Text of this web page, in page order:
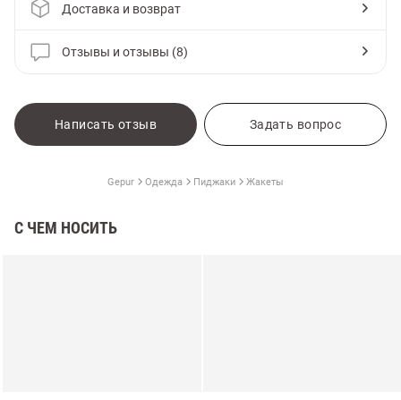
Доставка и возврат
Отзывы и отзывы (8)
Написать отзыв Задать вопрос
Gepur Одежда Пиджаки Жакеты
С ЧЕМ НОСИТЬ